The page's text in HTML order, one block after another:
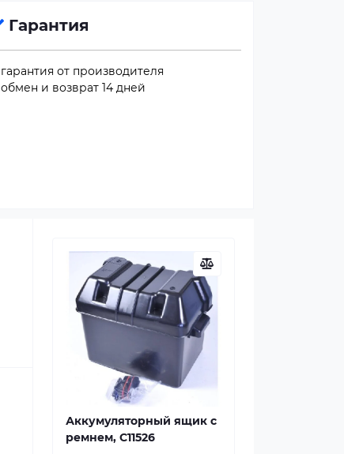
Гарантия
гарантия от производителя
обмен и возврат 14 дней
Аккумуляторный ящик с
ремнем, C11526